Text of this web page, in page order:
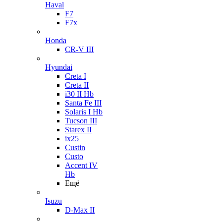
Haval
F7
F7x
Honda
CR-V III
Hyundai
Creta I
Creta II
i30 II Hb
Santa Fe III
Solaris I Hb
Tucson III
Starex II
ix25
Custin
Custo
Accent IV
Hb
Ещё
Isuzu
D-Max II